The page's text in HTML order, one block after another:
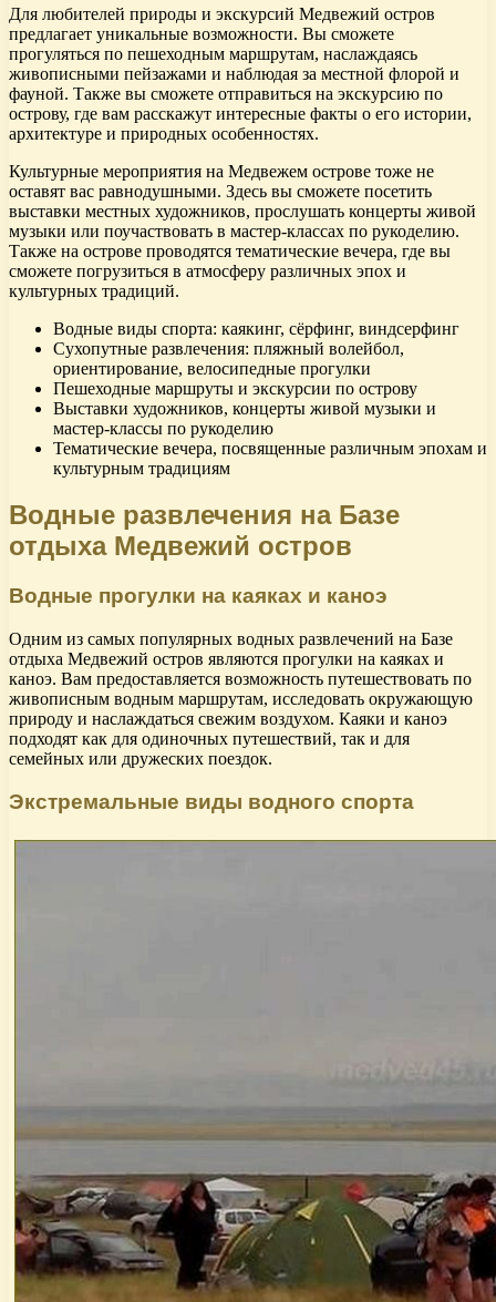
Для любителей природы и экскурсий Медвежий остров
предлагает уникальные возможности. Вы сможете
прогуляться по пешеходным маршрутам, наслаждаясь
живописными пейзажами и наблюдая за местной флорой и
фауной. Также вы сможете отправиться на экскурсию по
острову, где вам расскажут интересные факты о его истории,
архитектуре и природных особенностях.
Культурные мероприятия на Медвежем острове тоже не
оставят вас равнодушными. Здесь вы сможете посетить
выставки местных художников, прослушать концерты живой
музыки или поучаствовать в мастер-классах по рукоделию.
Также на острове проводятся тематические вечера, где вы
сможете погрузиться в атмосферу различных эпох и
культурных традиций.
Водные виды спорта: каякинг, сёрфинг, виндсерфинг
Сухопутные развлечения: пляжный волейбол,
ориентирование, велосипедные прогулки
Пешеходные маршруты и экскурсии по острову
Выставки художников, концерты живой музыки и
мастер-классы по рукоделию
Тематические вечера, посвященные различным эпохам и
культурным традициям
Водные развлечения на Базе
отдыха Медвежий остров
Водные прогулки на каяках и каноэ
Одним из самых популярных водных развлечений на Базе
отдыха Медвежий остров являются прогулки на каяках и
каноэ. Вам предоставляется возможность путешествовать по
живописным водным маршрутам, исследовать окружающую
природу и наслаждаться свежим воздухом. Каяки и каноэ
подходят как для одиночных путешествий, так и для
семейных или дружеских поездок.
Экстремальные виды водного спорта